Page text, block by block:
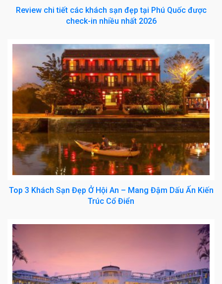
Review chi tiết các khách sạn đẹp tại Phú Quốc được
check-in nhiều nhất 2026
Top 3 Khách Sạn Đẹp Ở Hội An – Mang Đậm Dấu Ấn Kiến
Trúc Cổ Điển